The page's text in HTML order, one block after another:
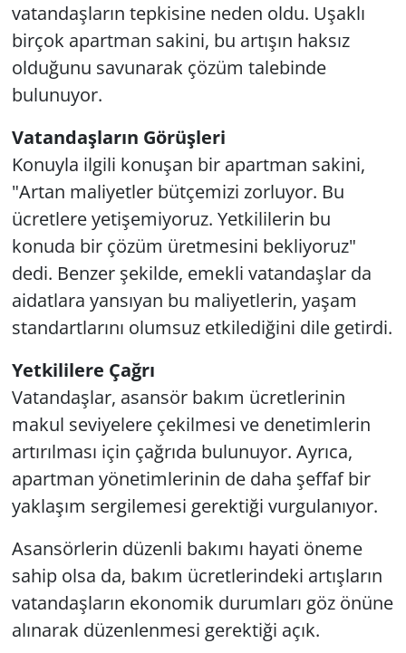
vatandaşların tepkisine neden oldu. Uşaklı
birçok apartman sakini, bu artışın haksız
olduğunu savunarak çözüm talebinde
bulunuyor.
Vatandaşların Görüşleri
Konuyla ilgili konuşan bir apartman sakini,
"Artan maliyetler bütçemizi zorluyor. Bu
ücretlere yetişemiyoruz. Yetkililerin bu
konuda bir çözüm üretmesini bekliyoruz"
dedi. Benzer şekilde, emekli vatandaşlar da
aidatlara yansıyan bu maliyetlerin, yaşam
standartlarını olumsuz etkilediğini dile getirdi.
Yetkililere Çağrı
Vatandaşlar, asansör bakım ücretlerinin
makul seviyelere çekilmesi ve denetimlerin
artırılması için çağrıda bulunuyor. Ayrıca,
apartman yönetimlerinin de daha şeffaf bir
yaklaşım sergilemesi gerektiği vurgulanıyor.
Asansörlerin düzenli bakımı hayati öneme
sahip olsa da, bakım ücretlerindeki artışların
vatandaşların ekonomik durumları göz önüne
alınarak düzenlenmesi gerektiği açık.